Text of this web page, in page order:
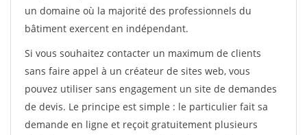
un domaine où la majorité des professionnels du
bâtiment exercent en indépendant.
Si vous souhaitez contacter un maximum de clients
sans faire appel à un créateur de sites web, vous
pouvez utiliser sans engagement un site de demandes
de devis. Le principe est simple : le particulier fait sa
demande en ligne et reçoit gratuitement plusieurs